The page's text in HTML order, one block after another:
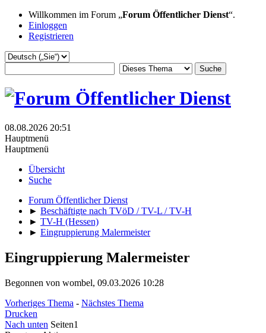
Willkommen im Forum „Forum Öffentlicher Dienst“.
Einloggen
Registrieren
08.08.2026 20:51
Hauptmenü
Hauptmenü
Übersicht
Suche
Forum Öffentlicher Dienst
► Beschäftigte nach TVöD / TV-L / TV-H
► TV-H (Hessen)
► Eingruppierung Malermeister
Eingruppierung Malermeister
Begonnen von wombel, 09.03.2026 10:28
Vorheriges Thema - Nächstes Thema
Drucken
Nach unten Seiten1